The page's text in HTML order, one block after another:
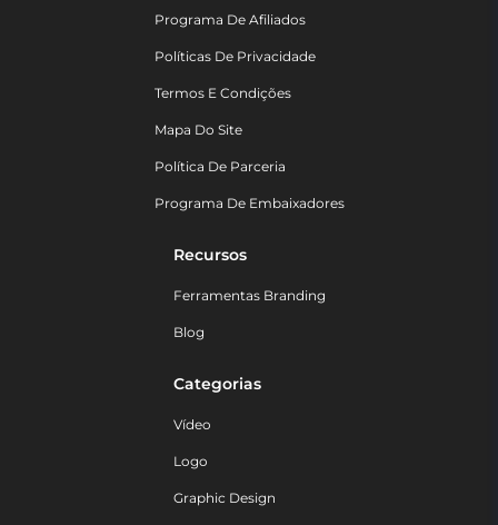
Programa De Afiliados
Políticas De Privacidade
Termos E Condições
Mapa Do Site
Política De Parceria
Programa De Embaixadores
Recursos
Ferramentas Branding
Blog
Categorias
Vídeo
Logo
Graphic Design